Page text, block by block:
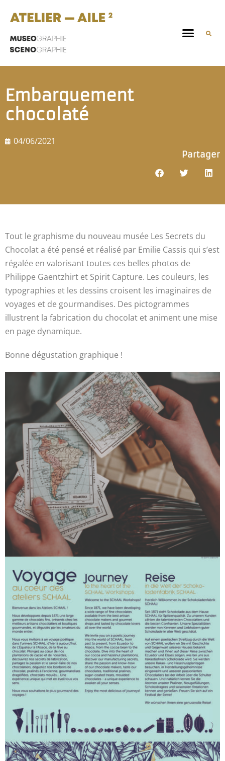
Embarquement
chocolaté
04/06/2021
Partager
Tout le graphisme du nouveau musée Les Secrets du
Chocolat a été pensé et réalisé par Emilie Cassis qui s’est
régalée en valorisant toutes ces belles photos de
Philippe Gaentzhirt et Spirit Capture. Les couleurs, les
typographies et les dessins croisent les imaginaires de
voyages et de gourmandises. Des pictogrammes
illustrent la fabrication du chocolat et animent une mise
en page dynamique.
Bonne dégustation graphique !